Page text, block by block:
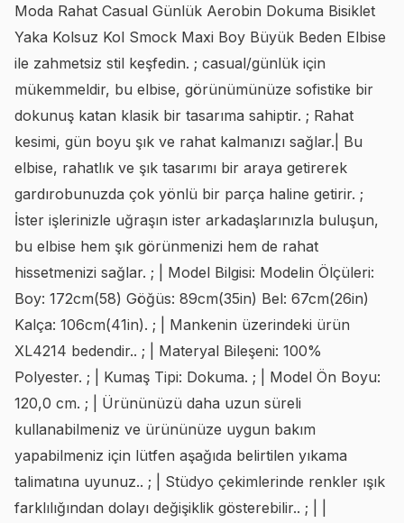
Moda Rahat Casual Günlük Aerobin Dokuma Bisiklet
Yaka Kolsuz Kol Smock Maxi Boy Büyük Beden Elbise
ile zahmetsiz stil keşfedin. ; casual/günlük için
mükemmeldir, bu elbise, görünümünüze sofistike bir
dokunuş katan klasik bir tasarıma sahiptir. ; Rahat
kesimi, gün boyu şık ve rahat kalmanızı sağlar.| Bu
elbise, rahatlık ve şık tasarımı bir araya getirerek
gardırobunuzda çok yönlü bir parça haline getirir. ;
İster işlerinizle uğraşın ister arkadaşlarınızla buluşun,
bu elbise hem şık görünmenizi hem de rahat
hissetmenizi sağlar. ; | Model Bilgisi: Modelin Ölçüleri:
Boy: 172cm(58) Göğüs: 89cm(35in) Bel: 67cm(26in)
Kalça: 106cm(41in). ; | Mankenin üzerindeki ürün
XL4214 bedendir.. ; | Materyal Bileşeni: 100%
Polyester. ; | Kumaş Tipi: Dokuma. ; | Model Ön Boyu:
120,0 cm. ; | Ürününüzü daha uzun süreli
kullanabilmeniz ve ürününüze uygun bakım
yapabilmeniz için lütfen aşağıda belirtilen yıkama
talimatına uyunuz.. ; | Stüdyo çekimlerinde renkler ışık
farklılığından dolayı değişiklik gösterebilir.. ; | |